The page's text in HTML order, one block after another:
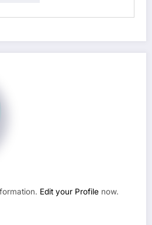
Edit your Profile now.